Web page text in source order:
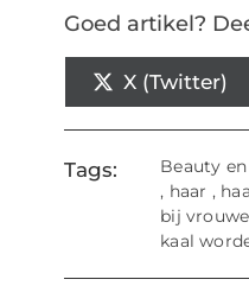
Goed artikel?
X (Twitter)
Tags:
Beauty
, haar ,
bij
kaal